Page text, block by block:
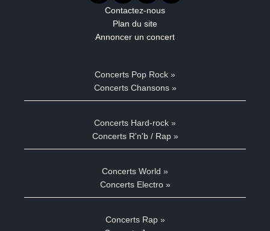
Contactez-nous
Plan du site
Annoncer un concert
Concerts Pop Rock »
Concerts Chansons »
Concerts Hard-rock »
Concerts R'n'b / Rap »
Concerts World »
Concerts Electro »
Concerts Rap »